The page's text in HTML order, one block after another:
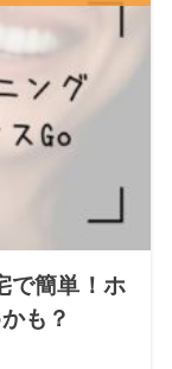
で簡単！ホ
も？